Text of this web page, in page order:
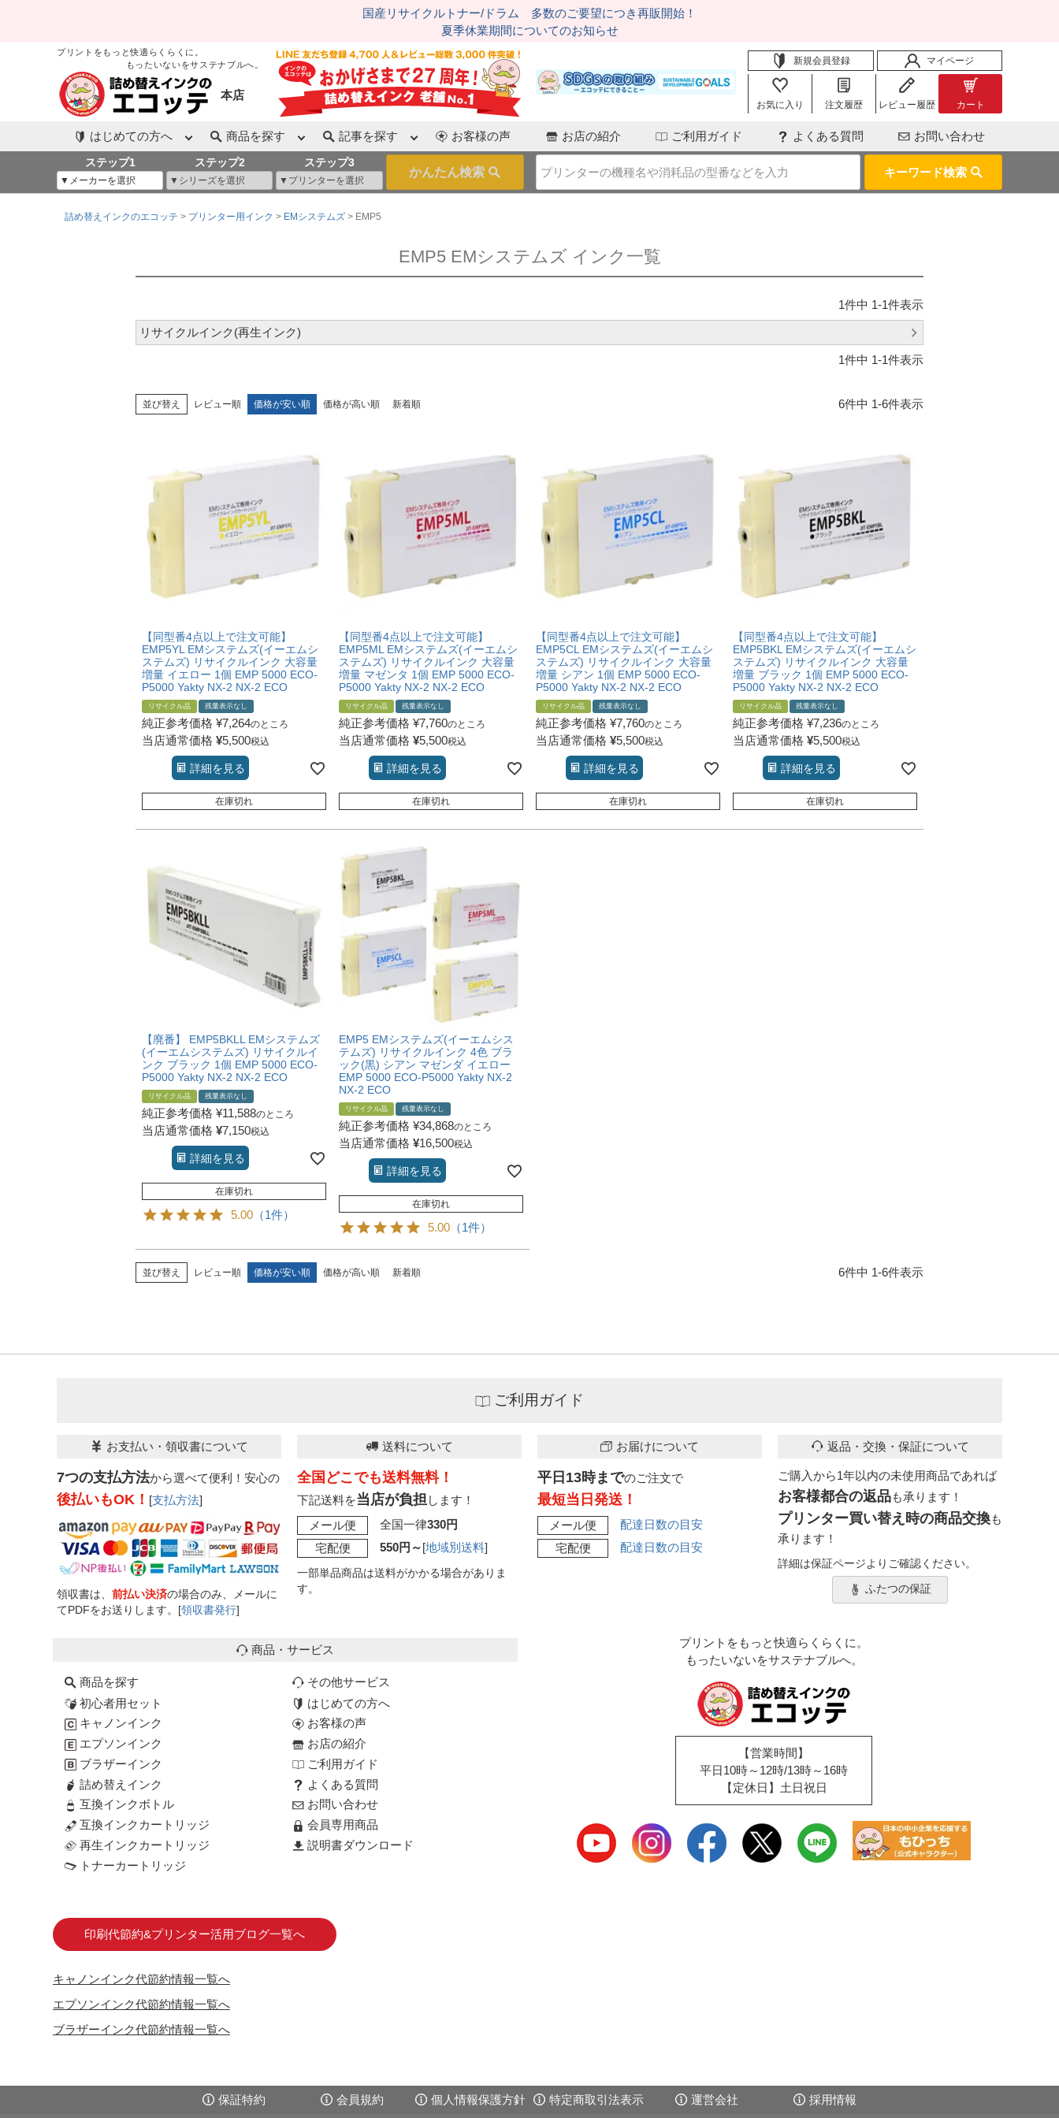
国産リサイクルトナー/ドラム 多数のご要望につき再販開始！
夏季休業期間についてのお知らせ
プリントをもっと快適らくらくに。
もったいないをサステナブルへ。
本店
新規会員登録 マイページ
お気に入り 注文履歴 レビュー履歴 カート
はじめての方へ 商品を探す 記事を探す お客様の声 お店の紹介 ご利用ガイド よくある質問 お問い合わせ
ステップ1 ステップ2 ステップ3
キーワード検索
詰め替えインクのエコッテ プリンター用インク EMシステムズ EMP5
EMP5 EMシステムズ インク一覧
1件中 1-1件表示
リサイクルインク(再生インク)
1件中 1-1件表示
並び替え レビュー順 価格が安い順 価格が高い順 新着順 6件中 1-6件表示
【同型番4点以上で注文可能】
EMP5YL EMシステムズ(イーエムシ
ステムズ) リサイクルインク 大容量
増量 イエロー 1個 EMP 5000 ECO-
P5000 Yakty NX-2 NX-2 ECO
リサイクル品 残量表示なし
純正参考価格 ¥7,264のところ
当店通常価格 ¥5,500税込
詳細を見る
在庫切れ
【同型番4点以上で注文可能】
EMP5ML EMシステムズ(イーエムシ
ステムズ) リサイクルインク 大容量
増量 マゼンタ 1個 EMP 5000 ECO-
P5000 Yakty NX-2 NX-2 ECO
リサイクル品 残量表示なし
純正参考価格 ¥7,760のところ
当店通常価格 ¥5,500税込
詳細を見る
在庫切れ
【同型番4点以上で注文可能】
EMP5CL EMシステムズ(イーエムシ
ステムズ) リサイクルインク 大容量
増量 シアン 1個 EMP 5000 ECO-
P5000 Yakty NX-2 NX-2 ECO
リサイクル品 残量表示なし
純正参考価格 ¥7,760のところ
当店通常価格 ¥5,500税込
詳細を見る
在庫切れ
【同型番4点以上で注文可能】
EMP5BKL EMシステムズ(イーエムシ
ステムズ) リサイクルインク 大容量
増量 ブラック 1個 EMP 5000 ECO-
P5000 Yakty NX-2 NX-2 ECO
リサイクル品 残量表示なし
純正参考価格 ¥7,236のところ
当店通常価格 ¥5,500税込
詳細を見る
在庫切れ
【廃番】 EMP5BKLL EMシステムズ
(イーエムシステムズ) リサイクルイ
ンク ブラック 1個 EMP 5000 ECO-
P5000 Yakty NX-2 NX-2 ECO
リサイクル品 残量表示なし
純正参考価格 ¥11,588のところ
当店通常価格 ¥7,150税込
詳細を見る
在庫切れ
5.00 （1件）
EMP5 EMシステムズ(イーエムシス
テムズ) リサイクルインク 4色 ブラ
ック(黒) シアン マゼンダ イエロー
EMP 5000 ECO-P5000 Yakty NX-2
NX-2 ECO
リサイクル品 残量表示なし
純正参考価格 ¥34,868のところ
当店通常価格 ¥16,500税込
詳細を見る
在庫切れ
5.00 （1件）
並び替え レビュー順 価格が安い順 価格が高い順 新着順 6件中 1-6件表示
ご利用ガイド
お支払い・領収書について
7つの支払方法から選べて便利！安心の
後払いもOK！ [支払方法]
領収書は、 前払い決済の場合のみ、メールに
てPDFをお送りします。[領収書発行]
送料について
全国どこでも送料無料！
下記送料を当店が負担 します！
メール便
全国一律330円
宅配便
550円～[地域別送料]
一部単品商品は送料がかかる場合がありま
す。
お届けについて
平日13時までのご注文で
最短当日発送！
メール便
配達日数の目安
宅配便
配達日数の目安
返品・交換・保証について
ご購入から1年以内の未使用商品であれば
お客様都合の返品も承ります！
プリンター買い替え時の商品交換も
承ります！
詳細は保証ページよりご確認ください。
ふたつの保証
商品・サービス
商品を探す
初心者用セット
キャノンインク
エプソンインク
ブラザーインク
詰め替えインク
互換インクボトル
互換インクカートリッジ
再生インクカートリッジ
トナーカートリッジ
その他サービス
はじめての方へ
お客様の声
お店の紹介
ご利用ガイド
よくある質問
お問い合わせ
会員専用商品
説明書ダウンロード
印刷代節約&プリンター活用ブログ一覧へ
キャノンインク代節約情報一覧へ
エプソンインク代節約情報一覧へ
ブラザーインク代節約情報一覧へ
プリントをもっと快適らくらくに。
もったいないをサステナブルへ。
【営業時間】
平日10時～12時/13時～16時
【定休日】土日祝日
保証特約 会員規約 個人情報保護方針 特定商取引法表示 運営会社 採用情報